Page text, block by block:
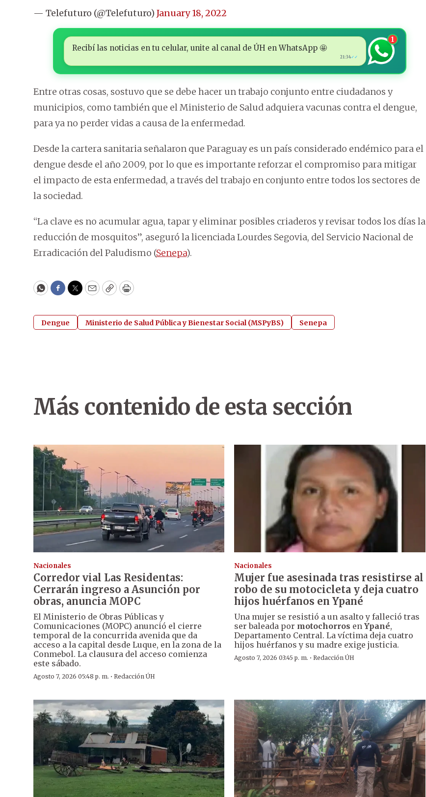
— Telefuturo (@Telefuturo) January 18, 2022
Recibí las noticias en tu celular, unite al canal de ÚH en WhatsApp 🤩
21:34✓✓
1
Entre otras cosas, sostuvo que se debe hacer un trabajo conjunto entre ciudadanos y
municipios, como también que el Ministerio de Salud adquiera vacunas contra el dengue,
para ya no perder vidas a causa de la enfermedad.
Desde la cartera sanitaria señalaron que Paraguay es un país considerado endémico para el
dengue desde el año 2009, por lo que es importante reforzar el compromiso para mitigar
el impacto de esta enfermedad, a través del trabajo en conjunto entre todos los sectores de
la sociedad.
“La clave es no acumular agua, tapar y eliminar posibles criaderos y revisar todos los días la
reducción de mosquitos”, aseguró la licenciada Lourdes Segovia, del Servicio Nacional de
Erradicación del Paludismo (Senepa).
WhatsApp
Facebook
Twitter
EmailCopyPrint
Dengue Ministerio de Salud Pública y Bienestar Social (MSPyBS) Senepa
Más contenido de esta sección
Nacionales
Corredor vial Las Residentas:
Cerrarán ingreso a Asunción por
obras, anuncia MOPC
El Ministerio de Obras Públicas y
Comunicaciones (MOPC) anunció el cierre
temporal de la concurrida avenida que da
acceso a la capital desde Luque, en la zona de la
Conmebol. La clausura del acceso comienza
este sábado.
Agosto 7, 2026 05:48 p. m. · Redacción ÚH
Nacionales
Mujer fue asesinada tras resistirse al
robo de su motocicleta y deja cuatro
hijos huérfanos en Ypané
Una mujer se resistió a un asalto y falleció tras
ser baleada por motochorros enYpané,
Departamento Central. La víctima deja cuatro
hijos huérfanos y su madre exige justicia.
Agosto 7, 2026 03:45 p. m. ·Redacción ÚH